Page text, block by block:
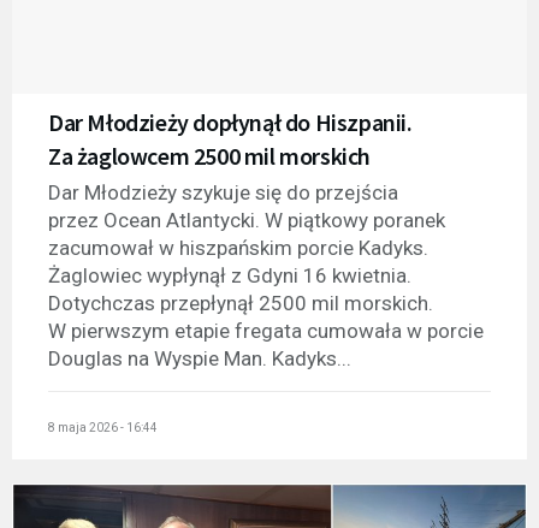
Dar Młodzieży dopłynął do Hiszpanii.
Za żaglowcem 2500 mil morskich
Dar Młodzieży szykuje się do przejścia
przez Ocean Atlantycki. W piątkowy poranek
zacumował w hiszpańskim porcie Kadyks.
Żaglowiec wypłynął z Gdyni 16 kwietnia.
Dotychczas przepłynął 2500 mil morskich.
W pierwszym etapie fregata cumowała w porcie
Douglas na Wyspie Man. Kadyks...
8 maja 2026 - 16:44